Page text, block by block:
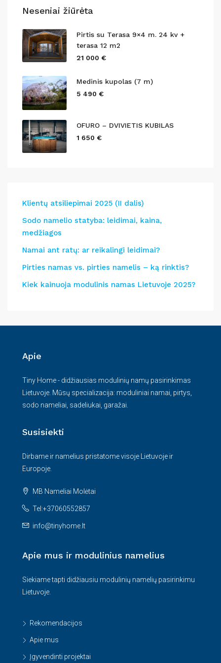
Neseniai žiūrėta
Pirtis su Terasa 9×4 m. 24 kv +
terasa 12 m2
21 000 €
Medinis kupolas (7 m)
5 490 €
OFURO – DVIVIETIS KUBILAS
1 650 €
Klientų atsiliepimai 2025 (II dalis)
Sodo namelio statyba: leidimai, kaina,
medžiagos
Namai ant ratų: ar reikalingi leidimai?
Pirties namas vs. pirties namelis – ką rinktis?
Kiek kainuoja modulinis namas Lietuvoje 2025?
Apie
Tiny Home - didžiausias modulinių namų pasirinkimas
Lietuvoje. Mūsų specializacija: moduliniai namai, pirtys,
sodo nameliai, sadeliukai, garažai.
Susisiekti
Dirbame ir namelius pristatome visoje Lietuvoje ir
Europoje.
MB Nameliai Molėtai
Tel:+37060552857
info@tinyhome.lt
Apie mus ir modulinius namelius
Siekiame tapti didžiausiu modulinių namelių pasirinkimu
Lietuvoje.
Rekomendacijos
Apie mus
Įgyvendinti projektai